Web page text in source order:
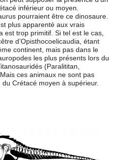
inférieur ou moyen.
pourraient être ce dinosaure.
plus apparenté aux vrais
est trop primitif. Si tel est le cas,
d’Opisthocoelicaudia, étant
continent, mais pas dans le
les plus présents lors du
(Paralititan,
ces animaux ne sont pas
Crétacé moyen à supérieur.